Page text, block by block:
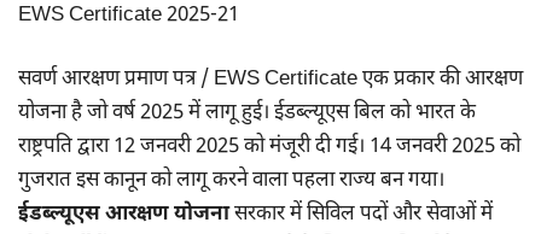
EWS Certificate 2025-21
सवर्ण आरक्षण प्रमाण पत्र / EWS Certificate एक प्रकार की आरक्षण
योजना है जो वर्ष 2025 में लागू हुई। ईडब्ल्यूएस बिल को भारत के
राष्ट्रपति द्वारा 12 जनवरी 2025 को मंजूरी दी गई। 14 जनवरी 2025 को
गुजरात इस कानून को लागू करने वाला पहला राज्य बन गया।
ईडब्ल्यूएस आरक्षण योजनासरकार में सिविल पदों और सेवाओं में